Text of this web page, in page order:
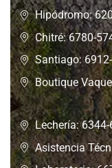
Hipódromo:
Chitré: 6780-
Santiago:
Boutique
Lechería:
Asistencia